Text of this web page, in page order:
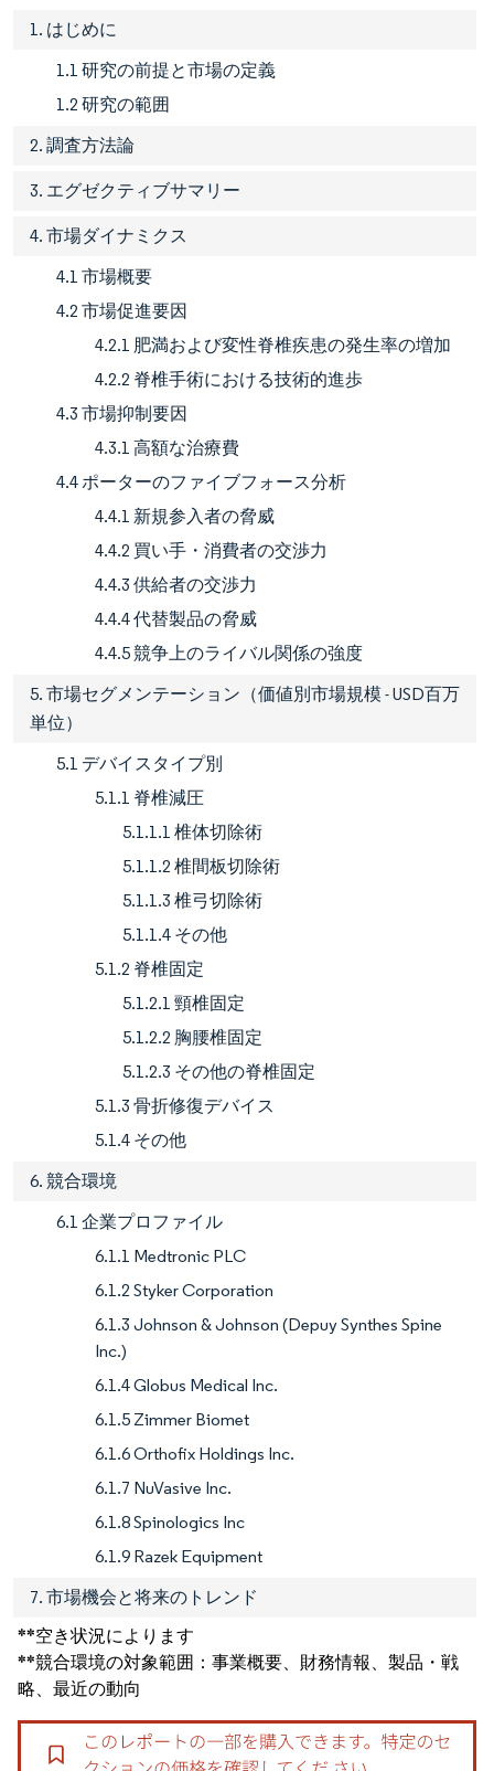
1. はじめに
1.1 研究の前提と市場の定義
1.2 研究の範囲
2. 調査方法論
3. エグゼクティブサマリー
4. 市場ダイナミクス
4.1 市場概要
4.2 市場促進要因
4.2.1 肥満および変性脊椎疾患の発生率の増加
4.2.2 脊椎手術における技術的進歩
4.3 市場抑制要因
4.3.1 高額な治療費
4.4 ポーターのファイブフォース分析
4.4.1 新規参入者の脅威
4.4.2 買い手・消費者の交渉力
4.4.3 供給者の交渉力
4.4.4 代替製品の脅威
4.4.5 競争上のライバル関係の強度
5. 市場セグメンテーション（価値別市場規模 - USD百万
単位）
5.1 デバイスタイプ別
5.1.1 脊椎減圧
5.1.1.1 椎体切除術
5.1.1.2 椎間板切除術
5.1.1.3 椎弓切除術
5.1.1.4 その他
5.1.2 脊椎固定
5.1.2.1 頸椎固定
5.1.2.2 胸腰椎固定
5.1.2.3 その他の脊椎固定
5.1.3 骨折修復デバイス
5.1.4 その他
6. 競合環境
6.1 企業プロファイル
6.1.1 Medtronic PLC
6.1.2 Styker Corporation
6.1.3 Johnson & Johnson (Depuy Synthes Spine
Inc.)
6.1.4 Globus Medical Inc.
6.1.5 Zimmer Biomet
6.1.6 Orthofix Holdings Inc.
6.1.7 NuVasive Inc.
6.1.8 Spinologics Inc
6.1.9 Razek Equipment
7. 市場機会と将来のトレンド
**空き状況によります
**競合環境の対象範囲：事業概要、財務情報、製品・戦
略、最近の動向